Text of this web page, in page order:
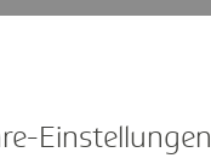
Einstel­lungen